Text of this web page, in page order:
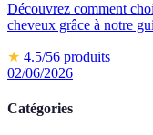
Découvrez comment
cheveux grâce à notre
★ 4.5/56 produits
02/06/2026
Catégories